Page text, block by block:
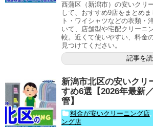
西蒲区（新潟市）の安いクリ
して、おすすめ9店をまとめ
ト・ワイシャツなどの衣類・
いて、店舗型や宅配クリーニ
較。近くて使いやすい、料金
見つけてください。
記事を
新潟市北区の安いクリ
すめ6選【2026年最新
管】
料金が安いクリーニング店,
ング店